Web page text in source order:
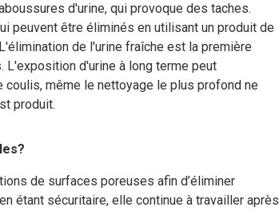
d'urine, qui provoque des taches.
peuvent être éliminés en utilisant un produit de
de l'urine fraîche est la première
d'urine à long terme peut
même le nettoyage le plus profond ne
produit.
de surfaces poreuses afin d’éliminer
étant sécuritaire, elle continue à travailler après